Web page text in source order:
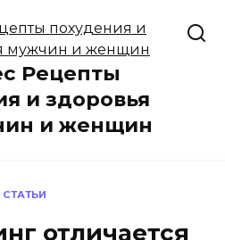
Рецепты
и здоровья
и женщин
отличается